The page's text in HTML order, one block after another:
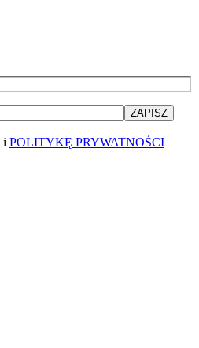
i POLITYKĘ PRYWATNOŚCI